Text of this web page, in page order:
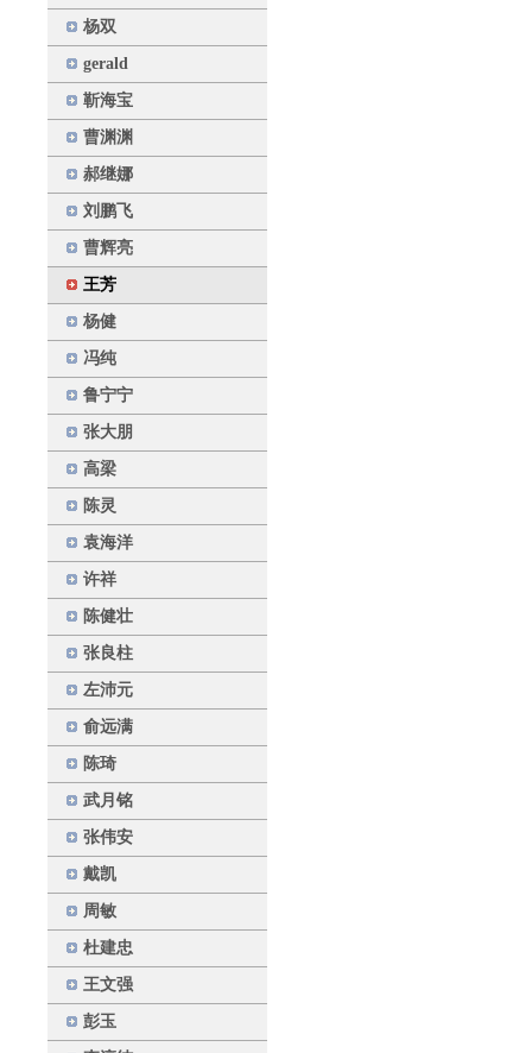
杨双
gerald
靳海宝
曹渊渊
郝继娜
刘鹏飞
曹辉亮
王芳
杨健
冯纯
鲁宁宁
张大朋
高梁
陈灵
袁海洋
许祥
陈健壮
张良柱
左沛元
俞远满
陈琦
武月铭
张伟安
戴凯
周敏
杜建忠
王文强
彭玉